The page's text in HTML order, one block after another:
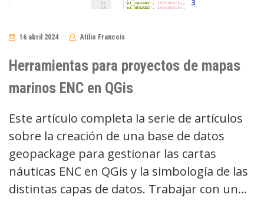
16 abril 2024 Atilio Francois
Herramientas para proyectos de mapas
marinos ENC en QGis
Este artículo completa la serie de artículos
sobre la creación de una base de datos
geopackage para gestionar las cartas
náuticas ENC en QGis y la simbología de las
distintas capas de datos. Trabajar con un…